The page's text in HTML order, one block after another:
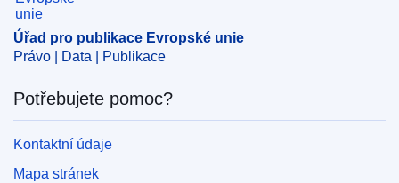
Úřad pro publikace Evropské unie
Právo | Data | Publikace
Potřebujete pomoc?
Kontaktní údaje
Mapa stránek